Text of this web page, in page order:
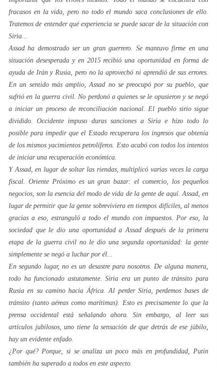
fracasos en la vida, pero no todo el mundo saca conclusiones de ello.
Tratemos de entender qué experiencia se puede sacar de la situación con
Siria...
Assad ha demostrado ser un gran guerrero. Se mantuvo firme en una
situación desesperada y en 2015 recibió una oportunidad en forma de
ayuda de Irán y Rusia, pero no la aprovechó ni aprendió de sus errores.
En un sentido más amplio, Assad no se preocupó por su pueblo, que
sufrió en la guerra civil. No perdonó a quienes se le opusieron y se negó
a iniciar un proceso de reconciliación nacional. El pueblo sirio sigue
dividido. Occidente impuso duras sanciones a Siria e hizo todo lo
posible para impedir que el Estado recuperara los ingresos que obtenía
de los mismos yacimientos petrolíferos. Esto acabó con todos los intentos
de iniciar una recuperación económica.
Y Assad, en lugar de soltar las riendas, multiplicó varias veces la carga
fiscal. Oriente Próximo es un gran bazar: el comercio, los pequeños
negocios, son la esencia del modo de vida de la gente de aquí. Assad, en
lugar de permitir que la gente sobreviviera en tiempos difíciles, al menos
gracias a eso, estranguló a todo el mundo con impuestos. Por eso, la
sociedad que le dio una oportunidad a Assad después de la primera
etapa de la guerra civil no le dio una segunda oportunidad: la gente
simplemente se negó a luchar por él...
En segundo lugar, no es un desastre para nosotros. De alguna manera,
todo ha funcionado astutamente. Siria era un punto de tránsito para
Rusia en su camino hacia África. Al perder Siria, perdemos bases de
tránsito (tanto aéreas como marítimas). Esto es precisamente lo que la
prensa occidental está señalando ahora. Sin embargo, al leer sus
artículos jubilosos, uno tiene la sensación de que detrás de ese júbilo,
hay un evidente enfado.
¿Por qué? Porque, si se analiza un poco más en profundidad, Putin
también ha superado a todos en este aspecto.